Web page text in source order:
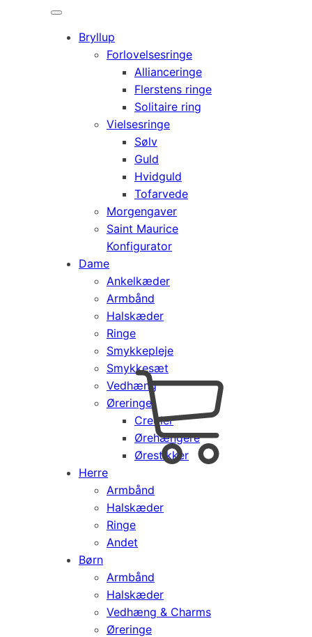
Bryllup
Forlovelsesringe
Allianceringe
Flerstens ringe
Solitaire ring
Vielsesringe
Sølv
Guld
Hvidguld
Tofarvede
Morgengaver
Saint Maurice
Konfigurator
Dame
Ankelkæder
Armbånd
Halskæder
Ringe
Smykkepleje
Smykkesæt
Vedhæng
Øreringe
Creoler
Ørehængere
Ørestikker
Herre
Armbånd
Halskæder
Ringe
Andet
Børn
Armbånd
Halskæder
Vedhæng & Charms
Øreringe
Products